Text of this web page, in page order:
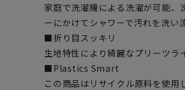
家庭で洗濯機による洗濯が可能、
ーにかけてシャワーで汚れを洗い
■折り目スッキリ
生地特性により綺麗なプリーツラ
■Plastics Smart
この商品はリサイクル原料を使用